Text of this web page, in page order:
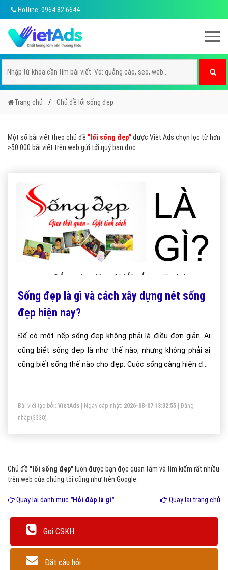
Hotline: 0964 82 6644
Trang chủ Chủ đề lối sống đẹp
Một số bài viết theo chủ đề "lối sống đẹp"được Việt Ads chọn lọc từ hơn
>50.000 bài viết trên web gửi tới quý bạn đọc.
Sống đẹp là gì và cách xây dựng nét sống
đẹp hiện nay?
Để có một nếp sống đẹp không phải là điều đơn giản. Ai
cũng biết sống đẹp là như thế nào, nhưng không phải ai
cũng biết sống thế nào cho đẹp. Cuộc sống càng hiện đại,
Bài viết tạo bởi: VietAds | Ngày cập nhật: 2026-08-07 13:32:55
Đăng
nhập(3330)
Chủ đề "lối sống đẹp" luôn được bạn đọc quan tâm và tìm kiếm rất nhiều
trên web của chúng tôi cũng như trên Google.
Quay lại danh mục "Hỏi đáp là gì" Quay lại trang chủ
Gọi CSKH
Đặt câu hỏi